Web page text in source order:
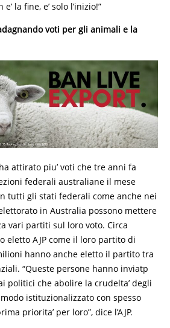
la fine, e’ solo l’inizio!”
voti per gli animali e la
attirato piu’ voti che tre anni fa
federali australiane il mese
tutti gli stati federali come anche nei
in Australia possono mettere
vari partiti sul loro voto. Circa
eletto AJP come il loro partito di
hanno anche eletto il partito tra
“Queste persone hanno inviatp
politici che abolire la crudelta’ degli
istituzionalizzato con spesso
priorita’ per loro”, dice l’AJP.